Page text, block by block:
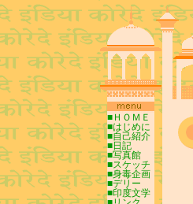
■ＨＯＭＥ
■はじめに
■自己紹介
■日記
■写真館
■スケッチ
■身毒企画
■デリー
■印度文学